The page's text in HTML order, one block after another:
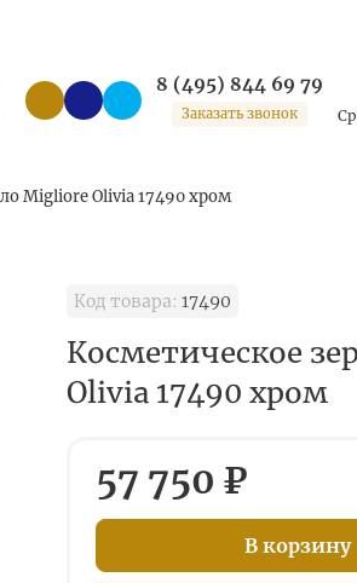
8 (495) 844 69 79
Заказать звонок
Migliore Olivia 17490 хром
Код товара: 17490
Косметическое
Olivia 17490 хром
57 750 ₽
В корзину